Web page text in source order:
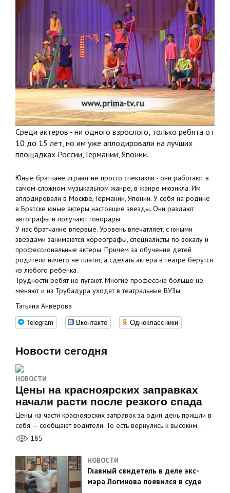
Среди актеров - ни одного взрослого, только ребята от
10 до 15 лет, но им уже аплодировали на лучших
площадках России, Германии, Японии.
Юные братчане играют не просто спектакли - они работают в
самом сложном музыкальном жанре, в жанре мюзикла. Им
аплодировали в Москве, Германии, Японии. У себя на родине
в Братске юные актеры настоящие звезды. Они раздают
автографы и получают гонорары.
У нас братчание впервые. Уровень впечатляет, с юными
звездами занимаются хореографы, специалисты по вокалу и
профессиональные актеры. Причем за обучение детей
родители ничего не платят, а сделать актера в театре берутся
из любого ребенка.
Трудности ребят не пугают. Многие профессию больше не
меняют и из Трубадура уходят в театральные ВУЗы.
Татьяна Анверова
Telegram Вконтакте Одноклассники
Новости сегодня
НОВОСТИ
Цены на красноярских заправках
начали расти после резкого спада
Цены на части красноярских заправок за один день пришли в
себя — сообщают водители. То есть вернулись к высоким…
185
НОВОСТИ
Главный свидетель в деле экс-
мэра Логинова появился в суде